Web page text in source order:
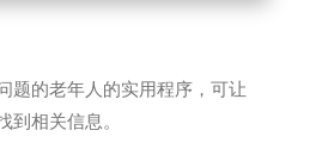
题的老年人的实用程序，可让
相关信息。